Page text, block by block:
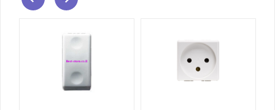
לכל מוצרי היצרן לכל מוצרי היצרן